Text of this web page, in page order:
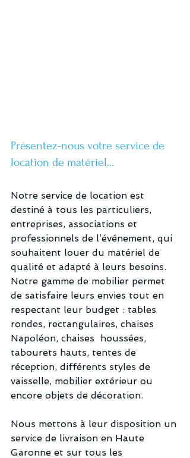
Présentez-nous votre service de
location de matériel...
Notre service de location est
destiné à tous les particuliers,
entreprises, associations et
professionnels de l’événement, qui
souhaitent louer du matériel de
qualité et adapté à leurs besoins.
Notre gamme de mobilier permet
de satisfaire leurs envies tout en
respectant leur budget : tables
rondes, rectangulaires, chaises
Napoléon, chaises  houssées,
tabourets hauts, tentes de
réception, différents styles de
vaisselle, mobilier extérieur ou
encore objets de décoration.
Nous mettons à leur disposition un
service de livraison en Haute
Garonne et sur tous les